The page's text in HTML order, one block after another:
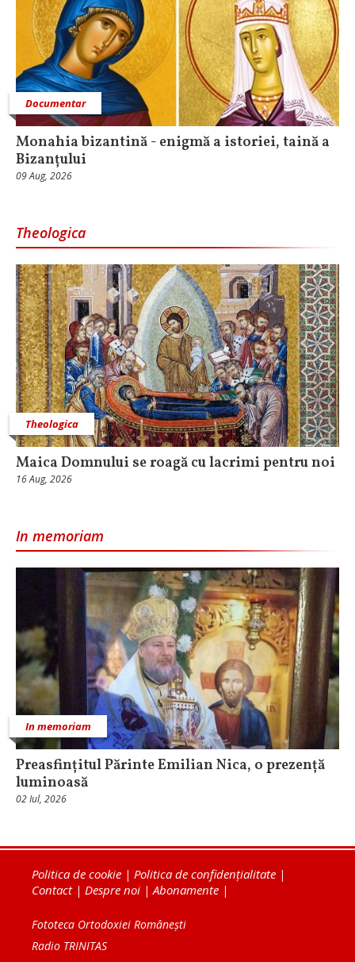
Documentar
Monahia bizantină - enigmă a istoriei, taină a
Bizanțului
09 Aug, 2026
Theologica
Theologica
Maica Domnului se roagă cu lacrimi pentru noi
16 Aug, 2026
In memoriam
In memoriam
Preasfințitul Părinte Emilian Nica, o prezență
luminoasă
02 Iul, 2026
Politica de cookie | Politica de confidențialitate |
Contact| Despre noi |Abonamente |
Fototeca Ortodoxiei Românești
Radio TRINITAS